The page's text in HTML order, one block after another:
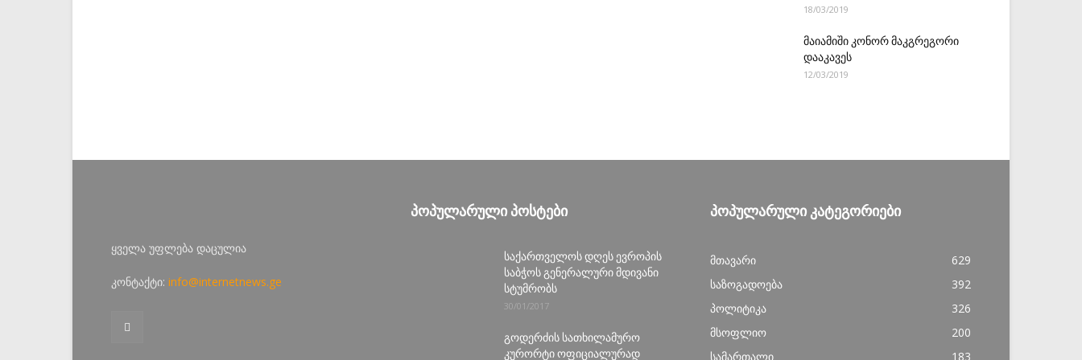
18/03/2019
მაიამიში კონორ მაკგრეგორი
დააკავეს
12/03/2019
ყველა უფლება დაცულია
კონტაქტი: info@internetnews.ge
ᲞᲝᲞᲣᲚᲐᲠᲣᲚᲘ ᲞᲝᲡᲢᲔᲑᲘ
საქართველოს დღეს ევროპის
საბჭოს გენერალური მდივანი
სტუმრობს
30/01/2017
გოდერძის სათხილამურო
კურორტი ოფიციალურად
ᲞᲝᲞᲣᲚᲐᲠᲣᲚᲘ ᲙᲐᲢᲔᲒᲝᲠᲘᲔᲑᲘ
მთავარი
629
საზოგადოება
392
პოლიტიკა
326
მსოფლიო
200
სამართალი
183